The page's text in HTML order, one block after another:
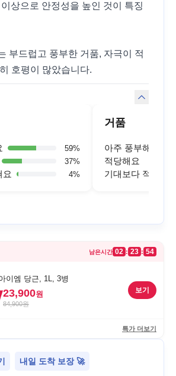
상으로 안정성을 높인 것이 특징
부드럽고 풍부한 거품, 자극이 적
호평이 많았습니다.
59%
37%
요 4%
거품
아주 풍부해요
적당해요
기대보다 적어요
남은시간 02 : 23 : 54
이엠 당근, 1L, 3병
23,900원
84,900원
보기
특가 더보기
내일 도착 보장 🚀